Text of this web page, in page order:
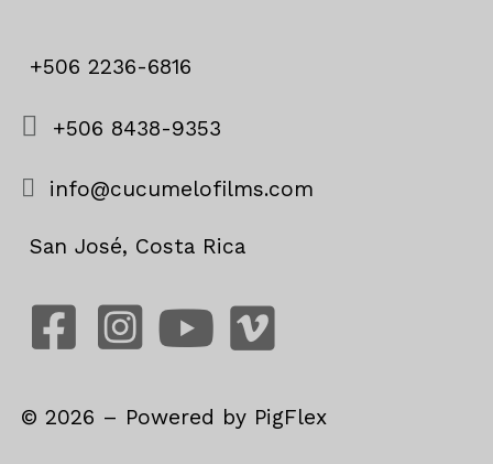
+506 2236-6816
+506 8438-9353
info@cucumelofilms.com
San José, Costa Rica
©2026 – Powered by PigFlex